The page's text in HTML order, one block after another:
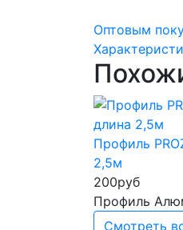
Оптовым
Профиль
2,5м
200руб
Профиль
Смотреть